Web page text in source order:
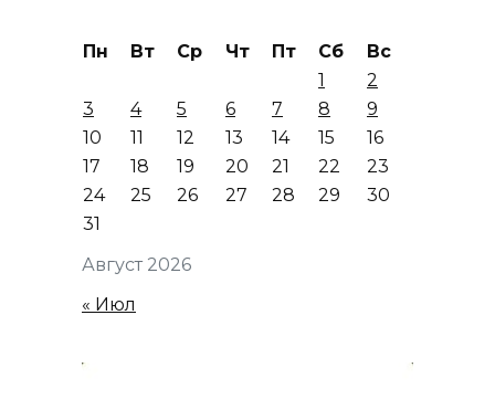
Август 2026
Пн Вт Ср Чт Пт Сб
Вс
1
2
3
4 5 6 7 8
9
10
11 12 13 14 15
16
17
18 19 20 21 22
23
24
25 26 27 28 29
30
31
« Июл